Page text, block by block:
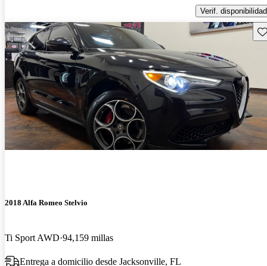
Verif. disponibilidad
2018 Alfa Romeo Stelvio
Ti Sport AWD 94,159 millas
Entrega a domicilio desde Jacksonville, FL